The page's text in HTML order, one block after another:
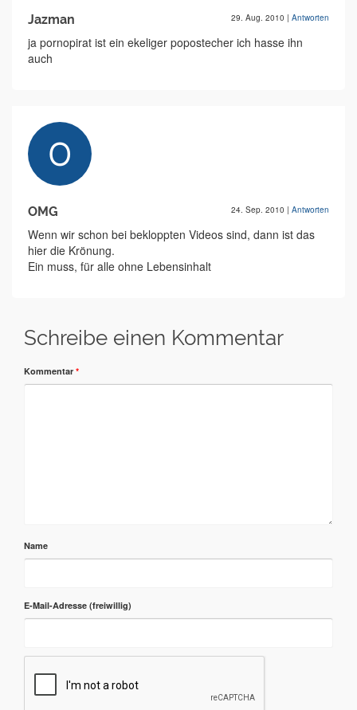
Jazman 29. Aug. 2010 | Antworten
ja pornopirat ist ein ekeliger popostecher ich hasse ihn
auch
OMG 24. Sep. 2010 | Antworten
Wenn wir schon bei bekloppten Videos sind, dann ist das
hier die Krönung.
Ein muss, für alle ohne Lebensinhalt
Schreibe einen Kommentar
Kommentar *
Name
E-Mail-Adresse